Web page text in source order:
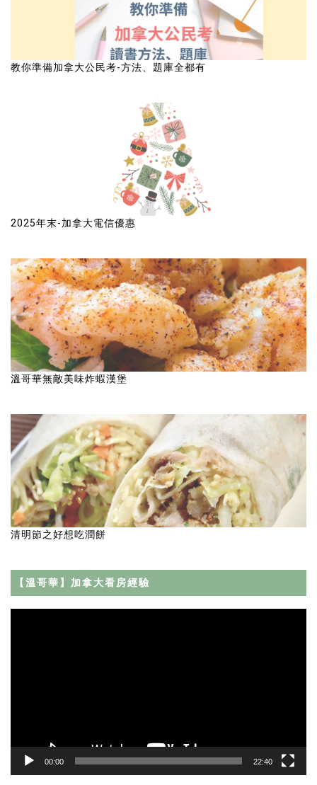
教你準備加拿大公民考-方法、題庫全都有
2025年末-加拿大電信優惠
溫哥華無敵美味炸蝦漢堡
清明節之好想吃潤餅
【溫哥華】加拿大看房經驗
00:00 22:40